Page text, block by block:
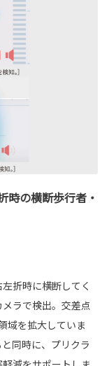
時の横断歩行者・
折時に横断してく
ラで検出。交差点
域を拡大していま
同時に、プリクラ